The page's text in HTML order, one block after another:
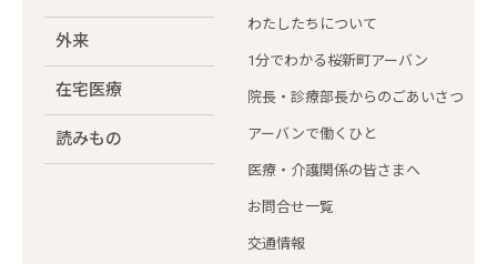
外来
在宅医療
読みもの
わたしたちについて
1分でわかる桜新町アーバン
院長・診療部長からのごあいさつ
アーバンで働くひと
医療・介護関係の皆さまへ
お問合せ一覧
交通情報